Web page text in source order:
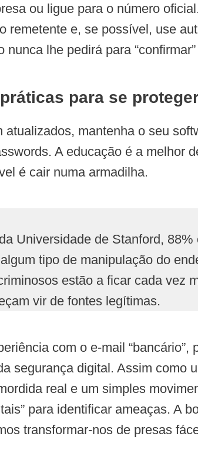
ou ligue para o número
remetente e, se possível, use
nunca lhe pedirá para
para se
atualizados, mantenha o seu
A educação é a melhor
é cair numa armadilha.
Universidade de Stanford,
tipo de manipulação do
estão a ficar cada vez
vir de fontes legítimas.
com o e-mail “bancário”,
segurança digital. Assim como
real e um simples
para identificar ameaças. A
transformar-nos de presas